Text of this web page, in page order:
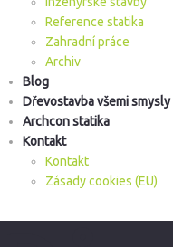
Reference statika
Zahradní práce
Archiv
Blog
Dřevostavba všemi smysly
Archcon statika
Kontakt
Kontakt
Zásady cookies (EU)